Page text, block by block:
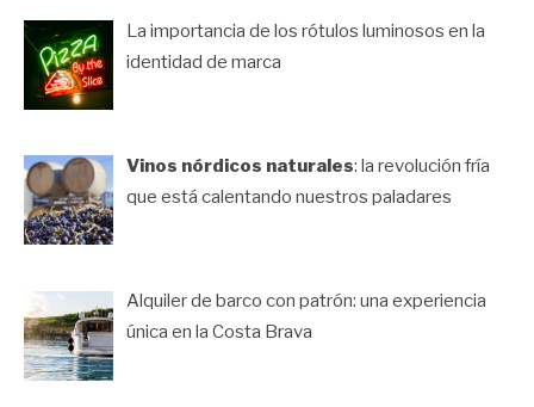
La importancia de los rótulos luminosos en la
identidad de marca
Vinos nórdicos naturales: la revolución fría
que está calentando nuestros paladares
Alquiler de barco con patrón: una experiencia
única en la Costa Brava